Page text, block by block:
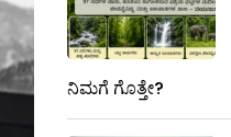
ನಿಮಗೆ ಗೊತ್ತೇ?